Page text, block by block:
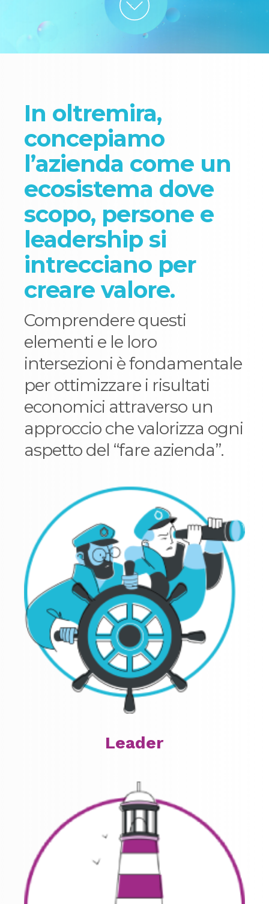
In oltremira,
concepiamo
l’azienda come un
ecosistema dove
scopo, persone e
leadership si
intrecciano per
creare valore.
Comprendere questi
elementi e le loro
intersezioni è fondamentale
per ottimizzare i risultati
economici attraverso un
approccio che valorizza ogni
aspetto del “fare azienda”.
Leader